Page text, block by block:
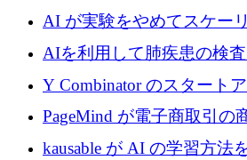
代わりにプリプロダクシ
AI が実験をやめてスケー
AIを利用して肺疾患の検
国のヘルステック挑戦者が
Y Combinator のスタート
メールを再考するために
てステルスから浮上
PageMind が電子商取引の
AI を拡張するために 120
kausable が AI の学習方法